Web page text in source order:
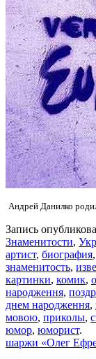
Андрей Данилко
Запись
Знаменитости,
артист, биография,
знаменитость,
картинки, комик,
народження,
днем народження,
мовою, приколы,
юмор, юморист.
шаржи «Олег